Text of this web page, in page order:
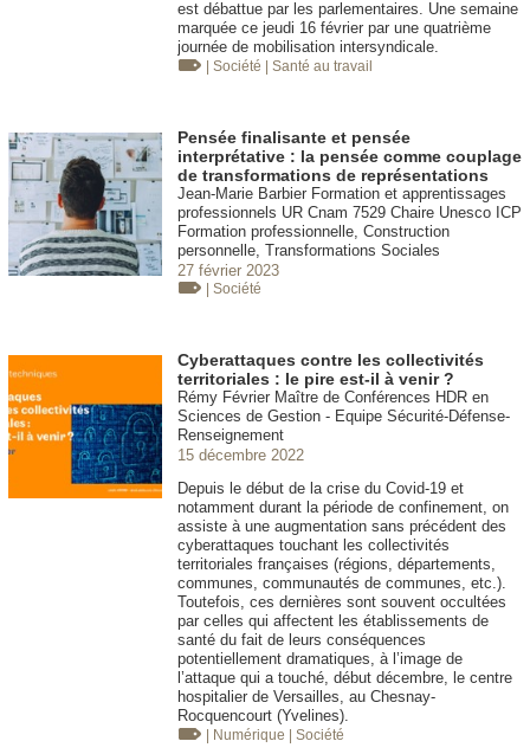
est débattue par les parlementaires. Une semaine
marquée ce jeudi 16 février par une quatrième
journée de mobilisation intersyndicale.
| Société | Santé au travail
Pensée finalisante et pensée
interprétative : la pensée comme couplage
de transformations de représentations
Jean-Marie Barbier Formation et apprentissages
professionnels UR Cnam 7529 Chaire Unesco ICP
Formation professionnelle, Construction
personnelle, Transformations Sociales
27 février 2023
| Société
Cyberattaques contre les collectivités
territoriales : le pire est-il à venir ?
Rémy Février Maître de Conférences HDR en
Sciences de Gestion - Equipe Sécurité-Défense-
Renseignement
15 décembre 2022
Depuis le début de la crise du Covid-19 et
notamment durant la période de confinement, on
assiste à une augmentation sans précédent des
cyberattaques touchant les collectivités
territoriales françaises (régions, départements,
communes, communautés de communes, etc.).
Toutefois, ces dernières sont souvent occultées
par celles qui affectent les établissements de
santé du fait de leurs conséquences
potentiellement dramatiques, à l’image de
l’attaque qui a touché, début décembre, le centre
hospitalier de Versailles, au Chesnay-
Rocquencourt (Yvelines).
| Numérique | Société